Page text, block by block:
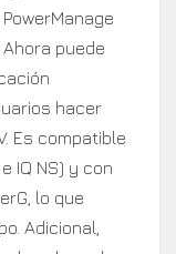
puede
hacer
Es compatible
IQ NS) y con
lo que
Adicional,